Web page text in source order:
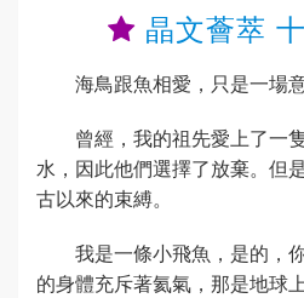
晶文薈萃
海鳥跟魚相愛，只是一場意
曾經，我的祖先愛上了一
水，因此他們選擇了放棄。但
古以來的束縛。
我是一條小飛魚，是的，
的身體充斥著氦氣，那是地球